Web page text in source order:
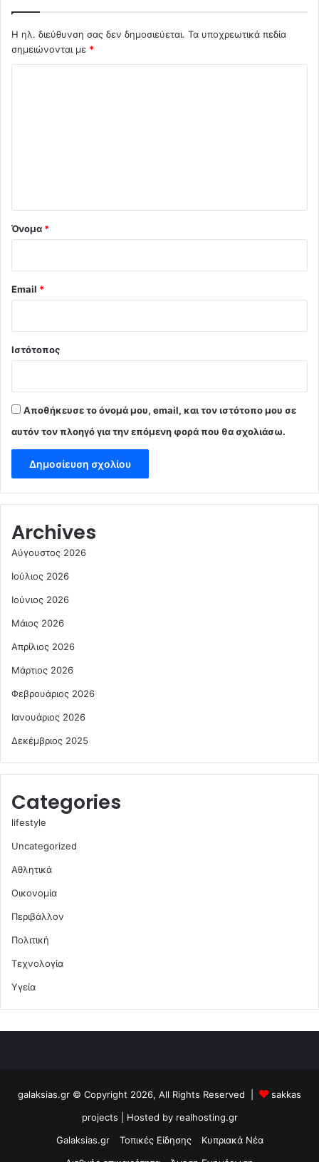
Η ηλ. διεύθυνση σας δεν δημοσιεύεται. Τα υποχρεωτικά πεδία
σημειώνονται με *
Όνομα *
Email *
Ιστότοπος
Αποθήκευσε το όνομά μου, email, και τον ιστότοπο μου σε
αυτόν τον πλοηγό για την επόμενη φορά που θα σχολιάσω.
Archives
Αύγουστος 2026
Ιούλιος 2026
Ιούνιος 2026
Μάιος 2026
Απρίλιος 2026
Μάρτιος 2026
Φεβρουάριος 2026
Ιανουάριος 2026
Δεκέμβριος 2025
Categories
lifestyle
Uncategorized
Αθλητικά
Οικονομία
Περιβάλλον
Πολιτική
Τεχνολογία
Υγεία
galaksias.gr © Copyright 2026, All Rights Reserved |
sakkas
projects | Hosted by realhosting.gr
Galaksias.gr
Τοπικές Είδησης
Κυπριακά Νέα